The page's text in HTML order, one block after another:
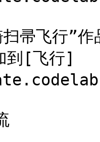
帚飞行”作
到[飞行]